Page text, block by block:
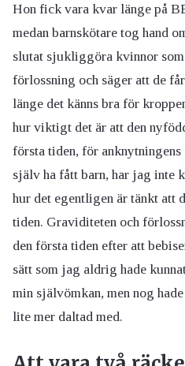
Hon fick vara kvar länge på
medan barnskötare tog hand
slutat sjukliggöra kvinnor
förlossning och säger att de
länge det känns bra för
hur viktigt det är att den
första tiden, för
själv ha fått barn, har jag inte
hur det egentligen är tänkt att
tiden. Graviditeten och
den första tiden efter att
sätt som jag aldrig hade
min självömkan, men nog
lite mer daltad med.